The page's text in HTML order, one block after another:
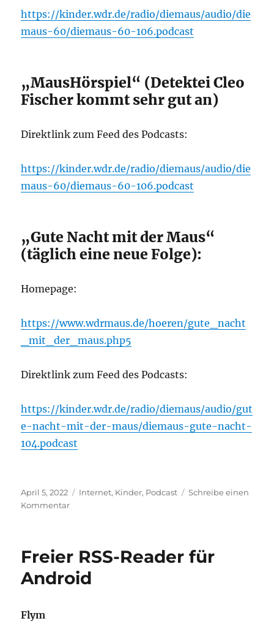
https://kinder.wdr.de/radio/diemaus/audio/die
maus-60/diemaus-60-106.podcast
„MausHörspiel“ (Detektei Cleo
Fischer kommt sehr gut an)
Direktlink zum Feed des Podcasts:
https://kinder.wdr.de/radio/diemaus/audio/die
maus-60/diemaus-60-106.podcast
„Gute Nacht mit der Maus“
(täglich eine neue Folge):
Homepage:
https://www.wdrmaus.de/hoeren/gute_nacht
_mit_der_maus.php5
Direktlink zum Feed des Podcasts:
https://kinder.wdr.de/radio/diemaus/audio/gut
e-nacht-mit-der-maus/diemaus-gute-nacht-
104.podcast
Veröffentlicht
am
April 5, 2022 Kategorien
Internet, Kinder, Podcast
Schreibe einen
Kommentarzu
Freier RSS-Reader für
Android
Flym